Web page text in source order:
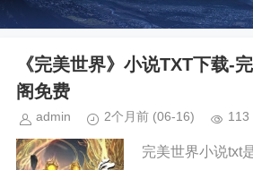
《完美世界》小说TXT下载-
阁免费
admin 2个月前 (06-16) 113
完美世界小说txt